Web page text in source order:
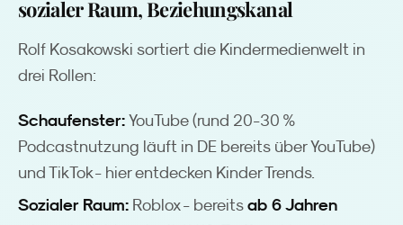
sozialer Raum, Beziehungskanal
Rolf Kosakowski sortiert die Kindermedienwelt in
drei Rollen:
Schaufenster: YouTube (rund 20-30 %
Podcastnutzung läuft in DE bereits über YouTube)
und TikTok - hier entdecken Kinder Trends.
Sozialer Raum: Roblox - bereits ab 6 Jahren